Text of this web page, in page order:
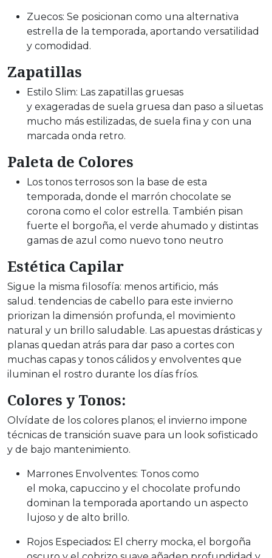
Zuecos: Se posicionan como una alternativa
estrella de la temporada, aportando versatilidad
y comodidad.
Zapatillas
Estilo Slim: Las zapatillas gruesas
y exageradas de suela gruesa dan paso a siluetas
mucho más estilizadas, de suela fina y con una
marcada onda retro.
Paleta de Colores
Los tonos terrosos son la base de esta
temporada, donde el marrón chocolate se
corona como el color estrella. También pisan
fuerte el borgoña, el verde ahumado y distintas
gamas de azul como nuevo tono neutro
Estética Capilar
Sigue la misma filosofía: menos artificio, más
salud. tendencias de cabello para este invierno
priorizan la dimensión profunda, el movimiento
natural y un brillo saludable. Las apuestas drásticas y
planas quedan atrás para dar paso a cortes con
muchas capas y tonos cálidos y envolventes que
iluminan el rostro durante los días fríos.
Colores y Tonos:
Olvídate de los colores planos; el invierno impone
técnicas de transición suave para un look sofisticado
y de bajo mantenimiento.
Marrones Envolventes: Tonos como
el moka, capuccino y el chocolate profundo
dominan la temporada aportando un aspecto
lujoso y de alto brillo.
Rojos Especiados: El cherry mocka, el borgoña